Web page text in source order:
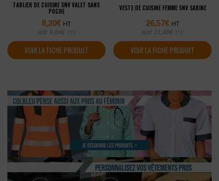
TABLIER DE CUISINE SNV VALET SANS
POCHE
8,20€ HT
soit 9,84€ TTC
VOIR LA FICHE PRODUIT
VESTE DE CUISINE FEMME SNV SABINE
26,57€ HT
soit 31,88€ TTC
VOIR LA FICHE PRODUIT